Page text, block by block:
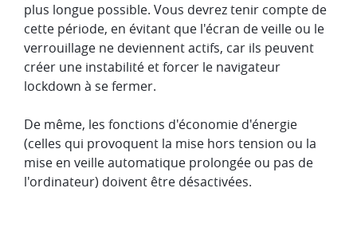
plus longue possible. Vous devrez tenir compte de
cette période, en évitant que l'écran de veille ou le
verrouillage ne deviennent actifs, car ils peuvent
créer une instabilité et forcer le navigateur
lockdown à se fermer.
De même, les fonctions d'économie d'énergie
(celles qui provoquent la mise hors tension ou la
mise en veille automatique prolongée ou pas de
l'ordinateur) doivent être désactivées.